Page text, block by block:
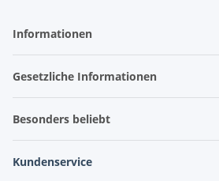
Informationen
Gesetzliche Informationen
Besonders beliebt
Kundenservice